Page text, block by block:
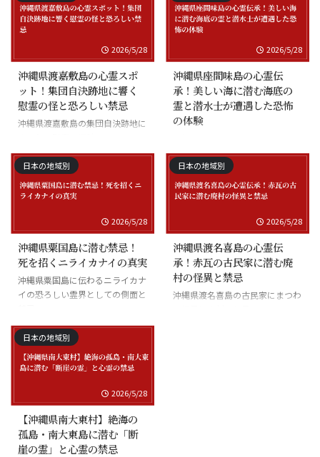
2026/5/28
沖縄県渡嘉敷島の心霊スポ
ット！集団自決跡地に響く
慰霊の怪と恐ろしい禁忌
沖縄県渡嘉敷島の集団自決跡地に
2026/5/28
沖縄県座間味島の心霊伝
承！美しい海に潜む海底の
霊と潜水士が遭遇した恐怖
の体験
士の怪談
日本の地域別
2026/5/28
沖縄県粟国島に潜む禁忌！
死を招くニライカナイの真実
沖縄県粟国島に伝わるニライカナ
イの恐ろしい霊界としての側面と
日本の地域別
2026/5/28
沖縄県渡名喜島の心霊伝
承！赤瓦の古民家に潜む廃
村の怪異と禁忌
沖縄県渡名喜島の古民家にまつわ
日本の地域別
2026/5/28
【沖縄県南大東村】絶海の
孤島・南大東島に潜む「断
崖の霊」と心霊の禁忌